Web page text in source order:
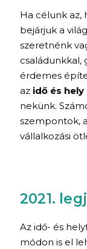
Ha célunk az,
bejárjuk a
szeretnénk
családunkkal,
érdemes
az idő és
nekünk.
szempontok,
vállalkozási
2021.
Az idő- és
módon is el